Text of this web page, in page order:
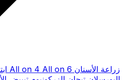
زراعة الأسنان All on 4 All on 6